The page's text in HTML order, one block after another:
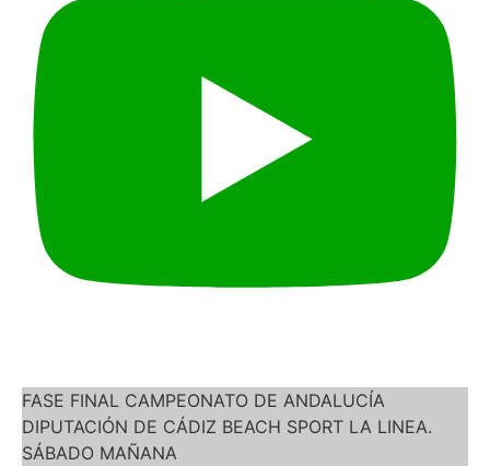
FASE FINAL CAMPEONATO DE ANDALUCÍA
DIPUTACIÓN DE CÁDIZ BEACH SPORT LA LINEA.
SÁBADO MAÑANA